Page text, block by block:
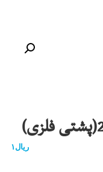
ریال۱